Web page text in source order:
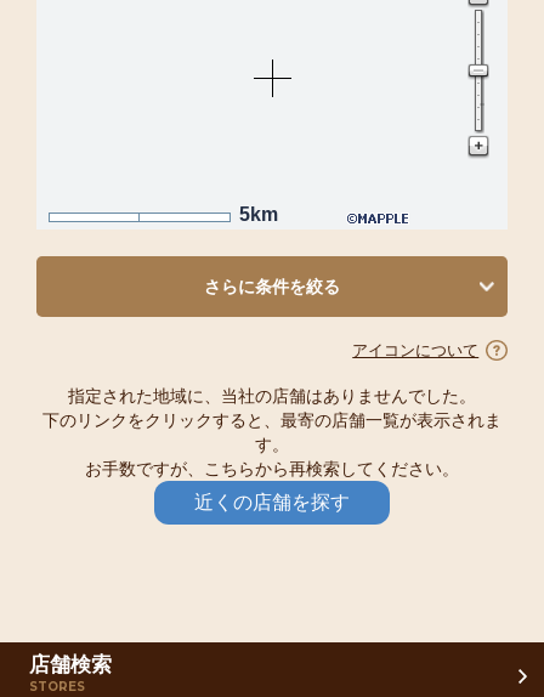
5km
さらに条件を絞る
アイコンについて
指定された地域に、当社の店舗はありませんでした。
下のリンクをクリックすると、最寄の店舗一覧が表示されま
す。
お手数ですが、こちらから再検索してください。
近くの店舗を探す
店舗検索
STORES